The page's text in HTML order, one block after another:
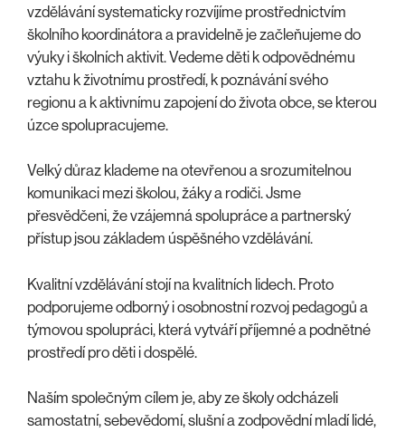
vzdělávání systematicky rozvíjíme prostřednictvím
školního koordinátora a pravidelně je začleňujeme do
výuky i školních aktivit. Vedeme děti k odpovědnému
vztahu k životnímu prostředí, k poznávání svého
regionu a k aktivnímu zapojení do života obce, se kterou
úzce spolupracujeme.
Velký důraz klademe na otevřenou a srozumitelnou
komunikaci mezi školou, žáky a rodiči. Jsme
přesvědčeni, že vzájemná spolupráce a partnerský
přístup jsou základem úspěšného vzdělávání.
Kvalitní vzdělávání stojí na kvalitních lidech. Proto
podporujeme odborný i osobnostní rozvoj pedagogů a
týmovou spolupráci, která vytváří příjemné a podnětné
prostředí pro děti i dospělé.
Naším společným cílem je, aby ze školy odcházeli
samostatní, sebevědomí, slušní a zodpovědní mladí lidé,